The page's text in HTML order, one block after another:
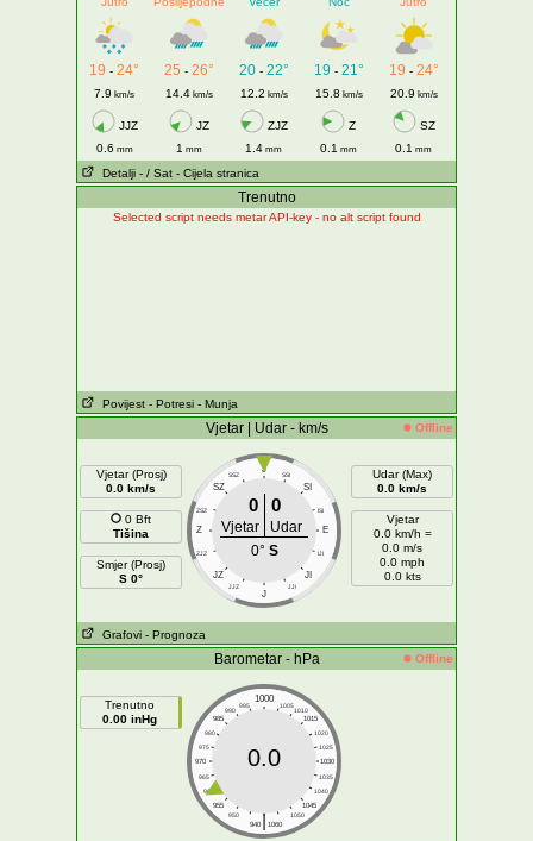
19 - 24° 25 - 26° 20- 22° 19 - 21° 19 - 24°
7.9 km/s 14.4km/s 12.2 km/s 15.8 km/s 20.9 km/s
JJZ JZ ZJZ Z
SZ
0.6 mm 1 mm 1.4 mm 0.1 mm 0.1 mm
Detalji - / Sat - Cijela stranica
Trenutno
Selected script needs metar API-key - no alt script found
Povijest - Potresi - Munja
Vjetar | Udar - km/s Offline
Vjetar (Prosj)
0.0 km/s
0 Bft
Tišina
Smjer (Prosj)
S 0°
J
SSZ SSI
SZ SI
ZSZ ISI
Z E
ZJZ IJI
JZ JI
JJZ JJI
J
0 0
Vjetar
Udar
0° S
Udar (Max)
0.0 km/s
Vjetar
0.0 km/h =
0.0 m/s
0.0 mph
0.0 kts
Grafovi - Prognoza
Barometar - hPa Offline
Trenutno
0.00 inHg
1000
995 1005
990
1010
985
1015
980
1020
975
1025
970
1030
965
1035
960
1040
955
1045
950
1050
|
940 1060
0.0